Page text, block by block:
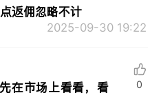
返佣忽略不计
2025-09-30 19:22
在市场上看看，看
0